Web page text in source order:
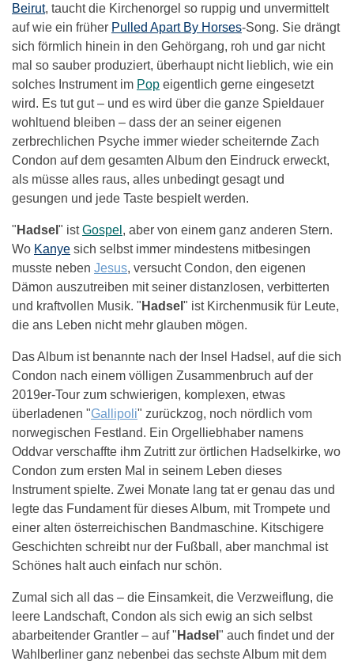
Beirut, taucht die Kirchenorgel so ruppig und unvermittelt
auf wie ein früher Pulled Apart By Horses-Song. Sie drängt
sich förmlich hinein in den Gehörgang, roh und gar nicht
mal so sauber produziert, überhaupt nicht lieblich, wie ein
solches Instrument im Pop eigentlich gerne eingesetzt
wird. Es tut gut – und es wird über die ganze Spieldauer
wohltuend bleiben – dass der an seiner eigenen
zerbrechlichen Psyche immer wieder scheiternde Zach
Condon auf dem gesamten Album den Eindruck erweckt,
als müsse alles raus, alles unbedingt gesagt und
gesungen und jede Taste bespielt werden.
" Hadsel " istGospel , aber von einem ganz anderen Stern.
Wo Kanye sich selbst immer mindestens mitbesingen
musste neben Jesus, versucht Condon, den eigenen
Dämon auszutreiben mit seiner distanzlosen, verbitterten
und kraftvollen Musik. " Hadsel " ist Kirchenmusik für Leute,
die ans Leben nicht mehr glauben mögen.
Das Album ist benannte nach der Insel Hadsel, auf die sich
Condon nach einem völligen Zusammenbruch auf der
2019er-Tour zum schwierigen, komplexen, etwas
überladenen "Gallipoli" zurückzog, noch nördlich vom
norwegischen Festland. Ein Orgelliebhaber namens
Oddvar verschaffte ihm Zutritt zur örtlichen Hadselkirke, wo
Condon zum ersten Mal in seinem Leben dieses
Instrument spielte. Zwei Monate lang tat er genau das und
legte das Fundament für dieses Album, mit Trompete und
einer alten österreichischen Bandmaschine. Kitschigere
Geschichten schreibt nur der Fußball, aber manchmal ist
Schönes halt auch einfach nur schön.
Zumal sich all das – die Einsamkeit, die Verzweiflung, die
leere Landschaft, Condon als sich ewig an sich selbst
abarbeitender Grantler – auf " Hadsel " auch findet und der
Wahlberliner ganz nebenbei das sechste Album mit dem